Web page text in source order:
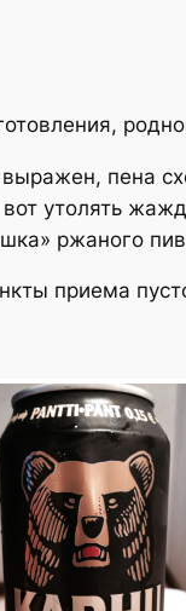
пена
утолять
ржаного
приема